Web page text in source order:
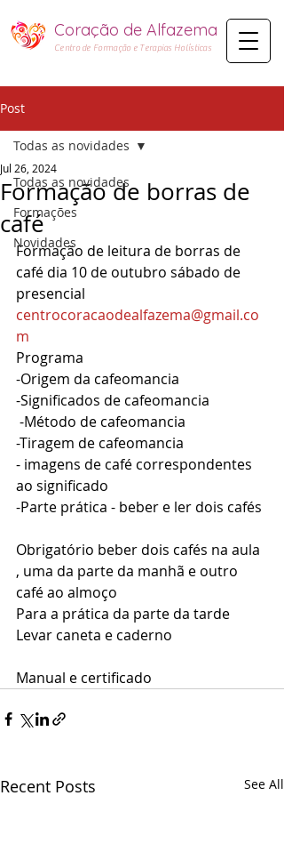
Coração de Alfazema​
Centro de Formação e Terapias Holísticas
Post
Todas as novidades
Formações
Novidades
Todas as novidades
Formação de borras de
café
Jul 26, 2024
Formação de leitura de borras de
café dia 10 de outubro sábado de
presencial
centrocoracaodealfazema@gmail.co
m
Programa
-Origem da cafeomancia
-Significados de cafeomancia
-Método de cafeomancia
-Tiragem de cafeomancia
- imagens de café correspondentes
ao significado
-Parte prática - beber e ler dois cafés
Obrigatório beber dois cafés na aula
, uma da parte da manhã e outro
café ao almoço
Para a prática da parte da tarde
Levar caneta e caderno
Manual e certificado
Recent Posts See All